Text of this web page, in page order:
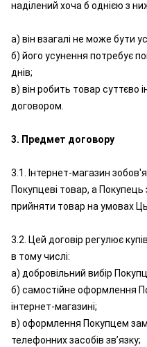
наділений хоча б однією з
а) він взагалі не може бути
б) його усунення потребує
днів;
в) він робить товар суттєво
договором.
3. Предмет договору
3.1. Інтернет-магазин
Покупцеві товар, а Покупець
прийняти товар на умовах
3.2. Цей договір регулює
в тому числі:
а) добровільний вибір
б) самостійне оформлення
інтернет-магазині;
в) оформлення Покупцем
телефонних засобів зв’язку;